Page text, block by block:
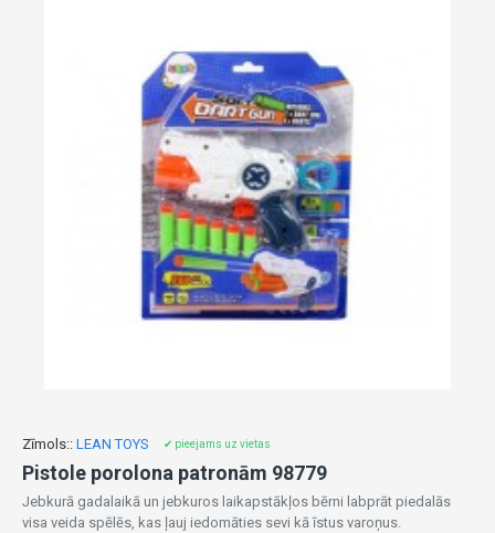
Zīmols:: LEAN TOYS ✔ pieejams uz vietas
Pistole porolona patronām 98779
Jebkurā gadalaikā un jebkuros laikapstākļos bērni labprāt piedalās
visa veida spēlēs, kas ļauj iedomāties sevi kā īstus varoņus.